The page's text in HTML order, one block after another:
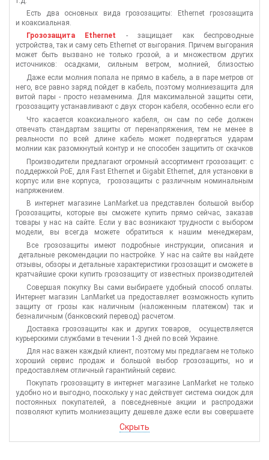
вероятность выгорания портов очень высока, что приведет к выходу
из строя оборудования, коаксиальный кабель сплавится и будут
повреждены микросхемы устройства. Основная задача
грозозащиты - отводить излишки статического напряжения на
"землю", поэтому при установке устройств грозозащиты требуется
качественное заземление.
Есть два основных вида грозозащиты: Ethernet грозозащита
и коаксиальная.
Грозозащита Ethernet
- защищает как беспроводные
устройства, так и саму сеть Ethernet от выгорания. Причем выгорания
может быть вызвано не только грозой, а и множеством других
источников: осадками, сильным ветром, молнией, близостью
силовых кабелей и тому подобное. Большинство сетей в домах или
офисах строятся с использованием
витой пары
и соответственно
правильная защита кабеля в итоге может спасти все ваше
оборудование.
Даже если молния попала не прямо в кабель, а в паре метров от
него, все равно заряд пойдет в кабель, поэтому молниезащита для
витой пары - просто незаменима. Для максимальной защиты сети,
грозозащиту устанавливают с двух сторон кабеля, особенно если его
длина больше 70м.
Что касается коаксиального кабеля, он сам по себе должен
отвечать стандартам защиты от перенапряжения, тем не менее в
реальности по всей длине кабель может подвергаться ударам
молнии как разомкнутый контур и не способен защитить от скачков
напряжения оборудование. Поэтому
коаксиальная грозозащита
еще одна гарантия безопасности сети.
Производители предлагают огромный ассортимент грозозащит: с
поддержкой PoE, для Fast Ethernet и Gigabit Ethernet, для установки в
корпус или вне корпуса, грозозащиты с различным номинальным
напряжением.
В интернет магазине LanMarket.ua представлен большой выбор
Грозозащиты, которые вы сможете купить прямо сейчас, заказав
товары у нас на сайте. Если у вас возникают трудности с выбором
модели, вы всегда можете обратиться к нашим менеджерам,
которые смогут подобрать защиту от молнии под Ваши требования.
Все грозозащиты имеют подробные инструкции, описания и
детальные рекомендации по настройке. У нас на сайте вы найдете
отзывы, обзоры и детальные характеристики грозозащит и сможете в
кратчайшие сроки купить грозозащиту от известных производителей
по самой низкой цене.
Совершая покупку Вы сами выбираете удобный способ оплаты.
Интернет магазин LanMarket.ua предоставляет возможность купить
защиту от грозы как наличным (наложенным платежом) так и
безналичным (банковский перевод) расчетом.
Доставка грозозащиты как и других товаров, осуществляется
курьерскими службами в течении 1-3 дней по всей Украине.
Для нас важен каждый клиент, поэтому мы предлагаем не только
хороший сервис продаж и большой выбор грозозащиты, но и
предоставляем отличный гарантийный сервис.
Покупать грозозащиту в интернет магазине LanMarket не только
удобно но и выгодно, поскольку у нас действует система скидок для
постоянных покупателей, а повседневные акции и распродажи
позволяют купить молниезащиту дешевле даже если вы совершаете
Скрыть